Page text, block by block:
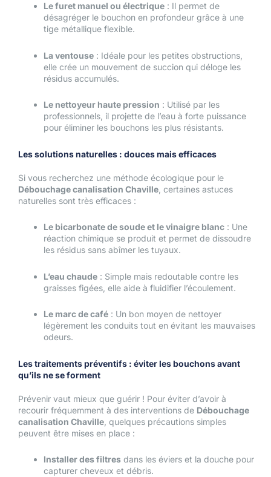
Le furet manuel ou électrique : Il permet de
désagréger le bouchon en profondeur grâce à une
tige métallique flexible.
La ventouse : Idéale pour les petites obstructions,
elle crée un mouvement de succion qui déloge les
résidus accumulés.
Le nettoyeur haute pression : Utilisé par les
professionnels, il projette de l’eau à forte puissance
pour éliminer les bouchons les plus résistants.
Les solutions naturelles : douces mais efficaces
Si vous recherchez une méthode écologique pour le
Débouchage canalisation Chaville , certaines astuces
naturelles sont très efficaces :
Le bicarbonate de soude et le vinaigre blanc : Une
réaction chimique se produit et permet de dissoudre
les résidus sans abîmer les tuyaux.
L’eau chaude : Simple mais redoutable contre les
graisses figées, elle aide à fluidifier l’écoulement.
Le marc de café : Un bon moyen de nettoyer
légèrement les conduits tout en évitant les mauvaises
odeurs.
Les traitements préventifs : éviter les bouchons avant
qu’ils ne se forment
Prévenir vaut mieux que guérir ! Pour éviter d’avoir à
recourir fréquemment à des interventions de Débouchage
canalisation Chaville , quelques précautions simples
peuvent être mises en place :
Installer des filtres dans les éviers et la douche pour
capturer cheveux et débris.